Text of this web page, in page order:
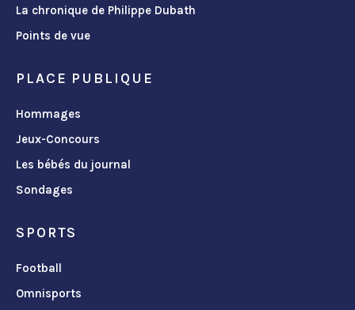
La chronique de Philippe Dubath
Points de vue
PLACE PUBLIQUE
Hommages
Jeux-Concours
Les bébés du journal
Sondages
SPORTS
Football
Omnisports